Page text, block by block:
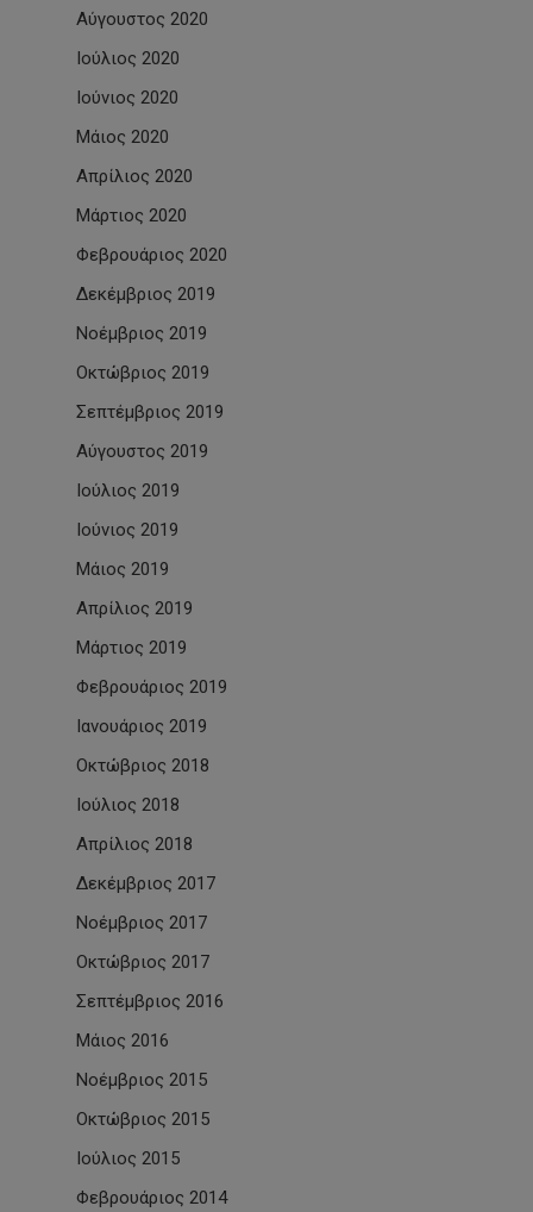
Αύγουστος 2020
Ιούλιος 2020
Ιούνιος 2020
Μάιος 2020
Απρίλιος 2020
Μάρτιος 2020
Φεβρουάριος 2020
Δεκέμβριος 2019
Νοέμβριος 2019
Οκτώβριος 2019
Σεπτέμβριος 2019
Αύγουστος 2019
Ιούλιος 2019
Ιούνιος 2019
Μάιος 2019
Απρίλιος 2019
Μάρτιος 2019
Φεβρουάριος 2019
Ιανουάριος 2019
Οκτώβριος 2018
Ιούλιος 2018
Απρίλιος 2018
Δεκέμβριος 2017
Νοέμβριος 2017
Οκτώβριος 2017
Σεπτέμβριος 2016
Μάιος 2016
Νοέμβριος 2015
Οκτώβριος 2015
Ιούλιος 2015
Φεβρουάριος 2014